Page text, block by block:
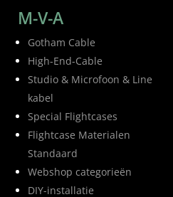
M-V-A
Gotham Cable
High-End-Cable
Studio & Microfoon & Line
kabel
Special Flightcases
Flightcase Materialen
Standaard
Webshop categorieën
DIY-installatie